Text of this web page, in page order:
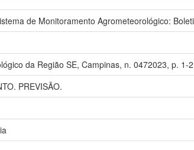
de Monitoramento Agrometeorológico:
da Região SE, Campinas, n. 0472023, p. 1-
PREVISÃO.